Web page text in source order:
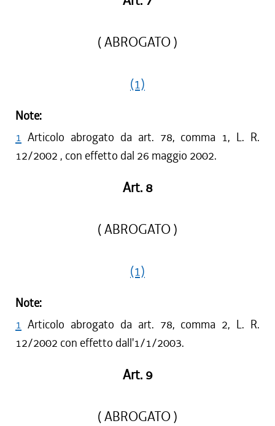
( ABROGATO )
(1)
Note:
1 Articolo abrogato da art. 78, comma 1, L. R.
12/2002 , con effetto dal 26 maggio 2002.
Art. 8
( ABROGATO )
(1)
Note:
1 Articolo abrogato da art. 78, comma 2, L. R.
12/2002 con effetto dall'1/1/2003.
Art. 9
( ABROGATO )